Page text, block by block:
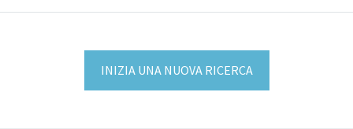
INIZIA UNA NUOVA RICERCA